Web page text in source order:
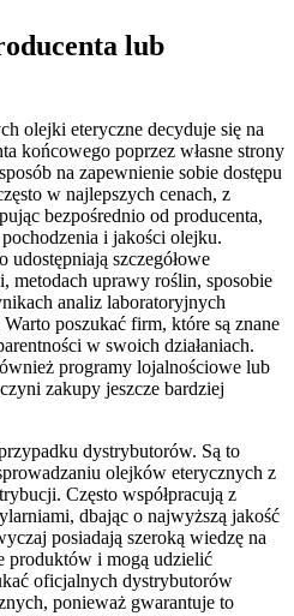
lub
olejki eteryczne decyduje się na
końcowego poprzez własne strony
na zapewnienie sobie dostępu
w najlepszych cenach, z
bezpośrednio od producenta,
i jakości olejku.
udostępniają szczegółowe
metodach uprawy roślin, sposobie
analiz laboratoryjnych
poszukać firm, które są znane
w swoich działaniach.
programy lojalnościowe lub
zakupy jeszcze bardziej
dystrybutorów. Są to
olejków eterycznych z
Często współpracują z
dbając o najwyższą jakość
posiadają szeroką wiedzę na
produktów i mogą udzielić
oficjalnych dystrybutorów
ponieważ gwarantuje to